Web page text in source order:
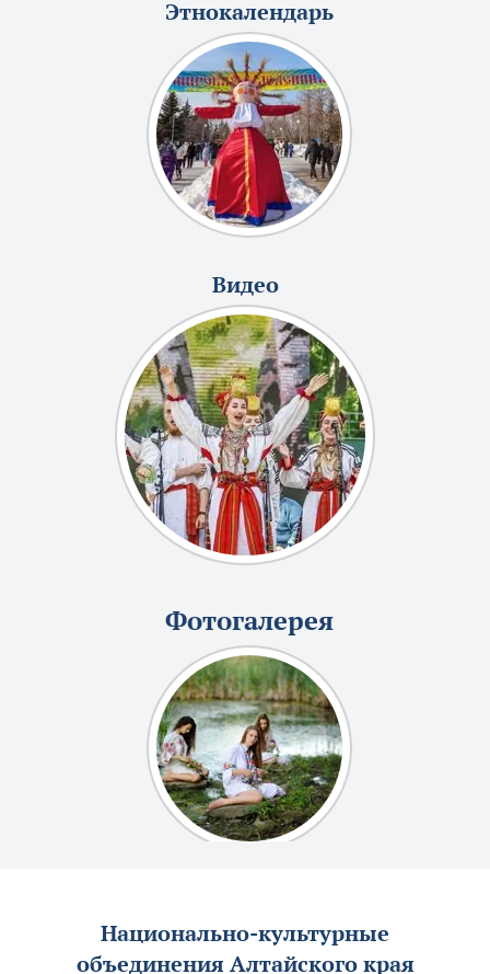
Этнокалендарь
Видео
Фотогалерея
Национально-культурные
объединения Алтайского края